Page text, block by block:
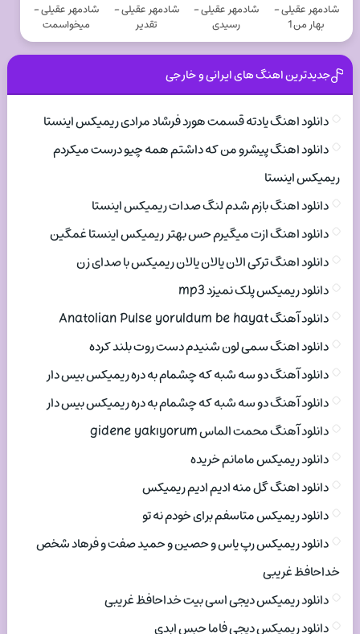
شادمهر عقیلی -
بهار من 1
شادمهر عقیلی -
رسیدی
شادمهر عقیلی -
تقدیر
شادمهر عقیلی -
میخواسمت
جدیدترین اهنگ های ایرانی و خارجی
دانلود اهنگ یادته قسمت هورد فرشاد مرادی ریمیکس اینستا
دانلود اهنگ پیشرو من که داشتم همه چیو درست میکردم
ریمیکس اینستا
دانلود اهنگ بازم شدم لنگ صدات ریمیکس اینستا
دانلود اهنگ ازت میگیرم حس بهتر ریمیکس اینستا غمگین
دانلود اهنگ ترکی الان یالان یالان ریمیکس با صدای زن
دانلود ریمیکس پلک نمیزد mp3
دانلود آهنگ Anatolian Pulse yoruldum be hayat
دانلود اهنگ سمی لون شنیدم دست روت بلند کرده
دانلود آهنگ دو سه شبه که چشمام به دره ریمیکس بیس دار
دانلود آهنگ دو سه شبه که چشمام به دره ریمیکس بیس دار
دانلود آهنگ محمت الماس gidene yakıyorum
دانلود ریمیکس مامانم خریده
دانلود اهنگ گل منه ادیم ادیم ریمیکس
دانلود ریمیکس متاسفم برای خودم نه تو
دانلود ریمیکس رپ یاس و حصین و حمید صفت و فرهاد شخص
خداحافظ غریبی
دانلود ریمیکس دیجی اسی بیت خداحافظ غریبی
دانلود ریمیکس دیجی فاما حبس ابدی